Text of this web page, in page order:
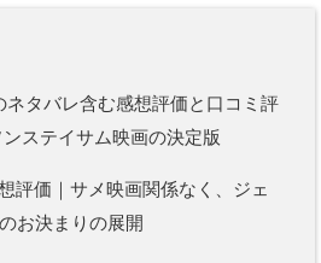
ネタバレ含む感想評価と口コミ評
ステイサム映画の決定版
評価｜サメ映画関係なく、ジェ
お決まりの展開